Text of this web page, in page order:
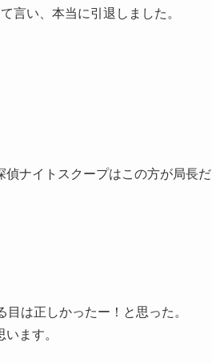
言い、本当に引退しました。
ナイトスクープはこの方が局長だ
は正しかったー！と思った。
ます。